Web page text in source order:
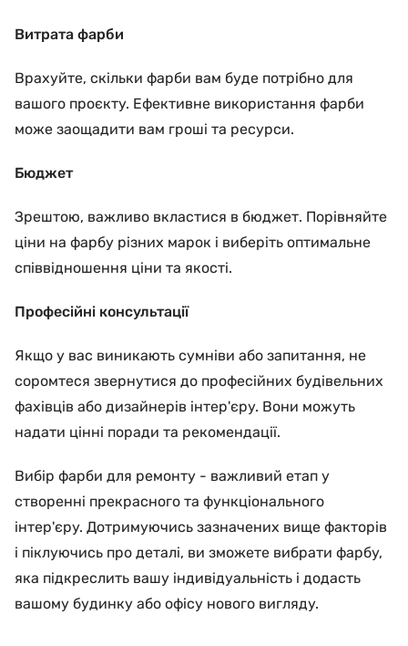
Витрата фарби
Врахуйте, скільки фарби вам буде потрібно для
вашого проєкту. Ефективне використання фарби
може заощадити вам гроші та ресурси.
Бюджет
Зрештою, важливо вкластися в бюджет. Порівняйте
ціни на фарбу різних марок і виберіть оптимальне
співвідношення ціни та якості.
Професійні консультації
Якщо у вас виникають сумніви або запитання, не
соромтеся звернутися до професійних будівельних
фахівців або дизайнерів інтер'єру. Вони можуть
надати цінні поради та рекомендації.
Вибір фарби для ремонту - важливий етап у
створенні прекрасного та функціонального
інтер'єру. Дотримуючись зазначених вище факторів
і піклуючись про деталі, ви зможете вибрати фарбу,
яка підкреслить вашу індивідуальність і додасть
вашому будинку або офісу нового вигляду.